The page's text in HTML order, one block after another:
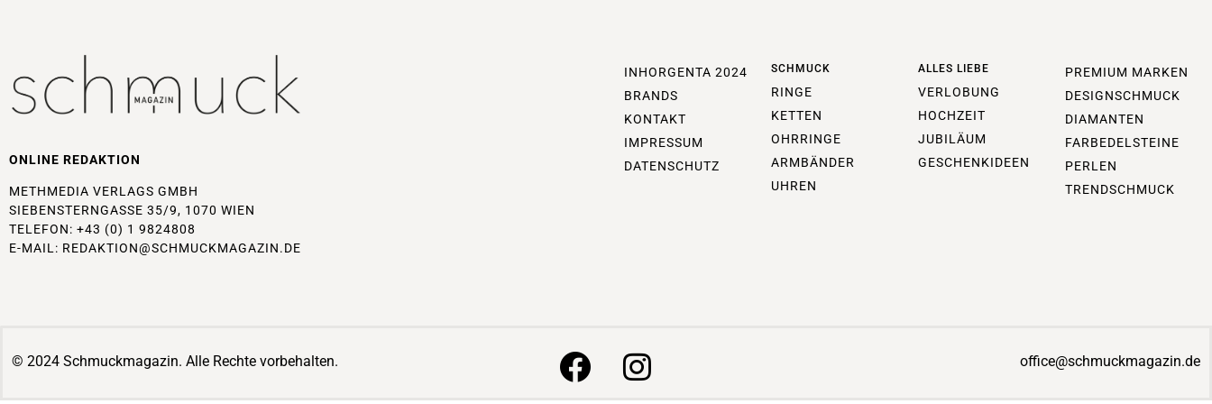
ONLINE REDAKTION
METHMEDIA VERLAGS GMBH
SIEBENSTERNGASSE 35/9, 1070 WIEN
TELEFON: +43 (0) 1 9824808
E-MAIL: REDAKTION@SCHMUCKMAGAZIN.DE
INHORGENTA 2024
BRANDS
KONTAKT
IMPRESSUM
DATENSCHUTZ
SCHMUCK
RINGE
KETTEN
OHRRINGE
ARMBÄNDER
UHREN
ALLES LIEBE
VERLOBUNG
HOCHZEIT
JUBILÄUM
GESCHENKIDEEN
PREMIUM MARKEN
DESIGNSCHMUCK
DIAMANTEN
FARBEDELSTEINE
PERLEN
TRENDSCHMUCK
© 2024 Schmuckmagazin. Alle Rechte vorbehalten. office@schmuckmagazin.de